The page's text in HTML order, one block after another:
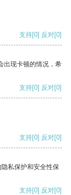
支持[0] 反对[0]
出现卡顿的情况，希
支持[0] 反对[0]
支持[0] 反对[0]
私保护和安全性保
支持[0] 反对[0]